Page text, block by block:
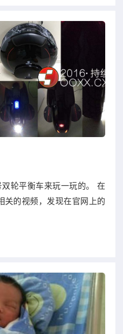
平衡车来玩一玩的。 在
关的视频，发现在官网上的